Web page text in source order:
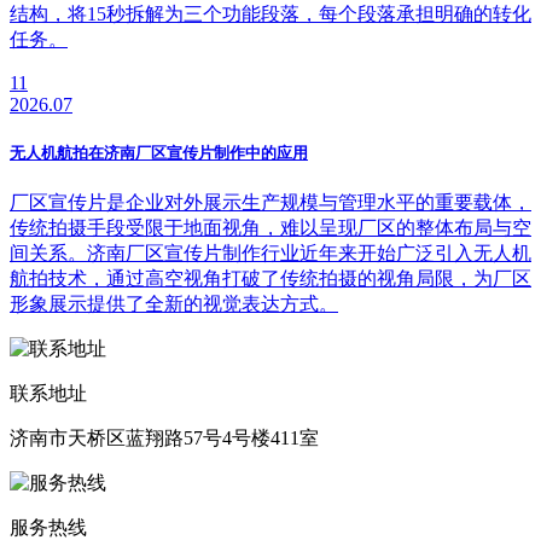
结构，将15秒拆解为三个功能段落，每个段落承担明确的转化
任务。
11
2026.07
无人机航拍在济南厂区宣传片制作中的应用
厂区宣传片是企业对外展示生产规模与管理水平的重要载体，
传统拍摄手段受限于地面视角，难以呈现厂区的整体布局与空
间关系。济南厂区宣传片制作行业近年来开始广泛引入无人机
航拍技术，通过高空视角打破了传统拍摄的视角局限，为厂区
形象展示提供了全新的视觉表达方式。
联系地址
济南市天桥区蓝翔路57号4号楼411室
服务热线